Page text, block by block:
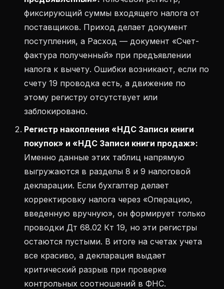
фиксирующий суммы входящего налога от
поставщиков. Приход делает документ
поступления, а Расход — документ «Счет-
фактура полученный» при предъявлении
налога к вычету. Ошибки возникают, если по
счету 19 проводка есть, а движение по
этому регистру отсутствует или
заблокировано.
Регистр накопления «НДС Записи книги
покупок» и «НДС Записи книги продаж»:
Именно данные этих таблиц напрямую
выгружаются в разделы 8 и 9 налоговой
декларации. Если бухгалтер делает
корректировку налога через «Операцию,
введенную вручную», он формирует только
проводки Дт 68.02 Кт 19, но эти регистры
остаются пустыми. В итоге на счетах учета
все красиво, а декларация выдает
критический разрыв при проверке
контрольных соотношений в ФНС.